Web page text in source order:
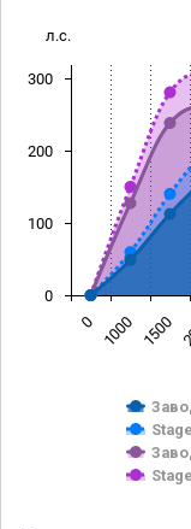
л.с.
0 1000 1500
0
100
200
300